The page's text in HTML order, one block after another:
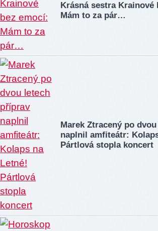
Krásná sestra Krainové
Mám to za pár…
Marek Ztracený po
naplnil amfiteátr:
Pártlová stopla koncert